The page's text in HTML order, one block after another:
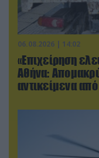
06.08.2026 | 14:02
«Επιχείρηση
Αθήνα:
αντικείμενα